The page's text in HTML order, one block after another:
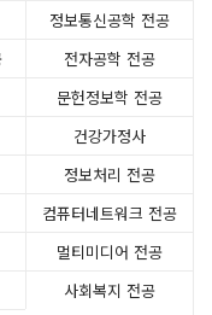
정보통신공학 전공
전자공학 전공
문헌정보학 전공
건강가정사
정보처리 전공
컴퓨터네트워크 전공
멀티미디어 전공
사회복지 전공